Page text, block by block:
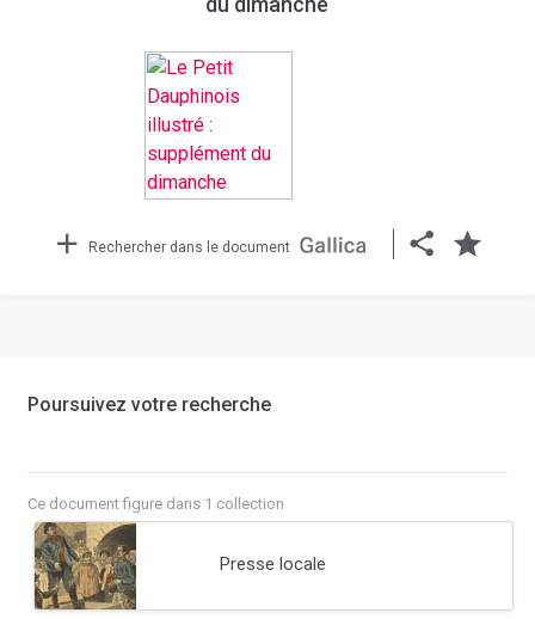
Rechercher dans le document
Poursuivez votre recherche
Ce document figure dans 1 collection
Presse locale